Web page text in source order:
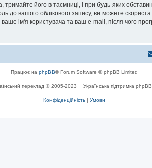
його в таємниці, і при будь-яких
вашого облікового запису, ви можете
ім'я користувача та ваш e-mail, після чого
Працює на phpBB® Forum Software © phpBB Limited
переклад © 2005-2023 Українська підтримка phpBB
Конфіденційність | Умови